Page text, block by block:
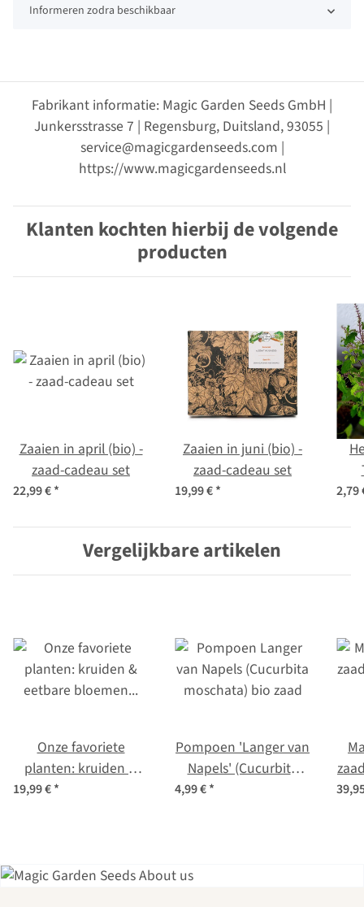
Informeren zodra beschikbaar
Fabrikant informatie: Magic Garden Seeds GmbH |
Junkersstrasse 7 | Regensburg, Duitsland, 93055 |
service@magicgardenseeds.com |
https://www.magicgardenseeds.nl
Klanten kochten hierbij de volgende
producten
Zaaien in april (bio) -
zaad-cadeau set
22,99 €*
Zaaien in juni (bio) -
zaad-cadeau set
19,99 €* 2,79
Vergelijkbare artikelen
Onze favoriete
planten: kruiden &
eetbare bloemen voor
19,99 €*
Pompoen 'Langer van
Napels' (Cucurbita
moschata) bio zaad
4,99 €*
-